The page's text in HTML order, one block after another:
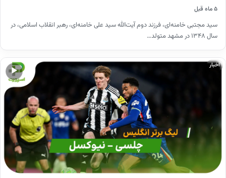
۵ ماه قبل
سید مجتبی خامنه‌ای، فرزند دوم آیت‌الله سید علی خامنه‌ای، رهبر انقلاب اسلامی، در
سال ۱۳۴۸ در مشهد متولد…
▶
اخبار